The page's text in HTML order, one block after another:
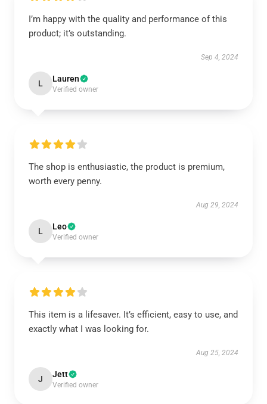
I’m happy with the quality and performance of this
product; it’s outstanding.
Sep 4, 2024
L Lauren
Verified owner
The shop is enthusiastic, the product is premium,
worth every penny.
Aug 29, 2024
L Leo
Verified owner
This item is a lifesaver. It’s efficient, easy to use, and
exactly what I was looking for.
Aug 25, 2024
J Jett
Verified owner